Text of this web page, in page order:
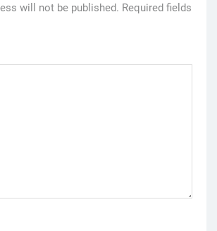
will not be published. Required fields